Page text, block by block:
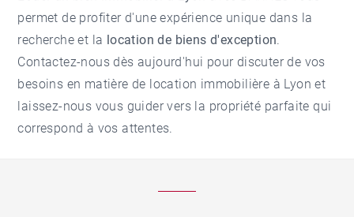
permet de profiter d'une expérience unique dans la
recherche et la location de biens d'exception.
Contactez-nous dès aujourd'hui pour discuter de vos
besoins en matière de location immobilière à Lyon et
laissez-nous vous guider vers la propriété parfaite qui
correspond à vos attentes.